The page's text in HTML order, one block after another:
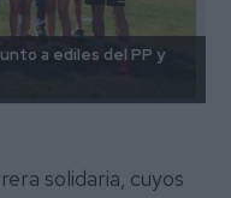
a ediles del PP y
solidaria, cuyos